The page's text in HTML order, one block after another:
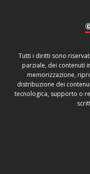
Tutti i diritti sono
parziale, dei contenuti
memorizzazione,
distribuzione dei
tecnologica, supporto o